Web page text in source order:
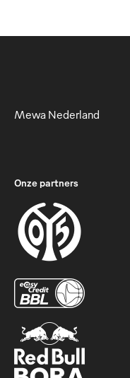
Mewa Nederland
Onze partners